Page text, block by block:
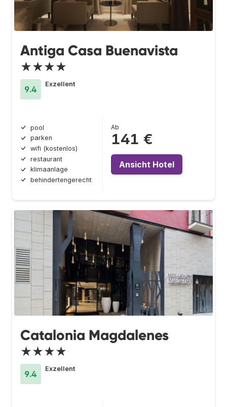
Antiga Casa Buenavista
★★★★
9.4
Exzellent
pool
parken
wifi (kostenlos)
restaurant
klimaanlage
behindertengerecht
Ab
141 €
Ansicht Hotel
Catalonia Magdalenes
★★★★
9.4
Exzellent